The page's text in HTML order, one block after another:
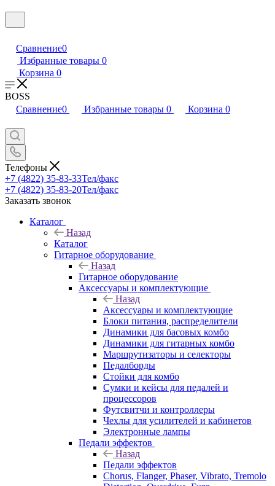
Сравнение0
Избранные товары 0
Корзина 0
BOSS
Сравнение0 Избранные товары 0 Корзина 0
Телефоны
+7 (4822) 35-83-33Тел/факс
+7 (4822) 35-83-20Тел/факс
Заказать звонок
Каталог
Назад
Каталог
Гитарное оборудование
Назад
Гитарное оборудование
Аксессуары и комплектующие
Назад
Аксессуары и комплектующие
Блоки питания, распределители
Динамики для басовых комбо
Динамики для гитарных комбо
Маршрутизаторы и селекторы
Педалборды
Стойки для комбо
Сумки и кейсы для педалей и
процессоров
Футсвитчи и контроллеры
Чехлы для усилителей и кабинетов
Электронные лампы
Педали эффектов
Назад
Педали эффектов
Chorus, Flanger, Phaser, Vibrato, Tremolo